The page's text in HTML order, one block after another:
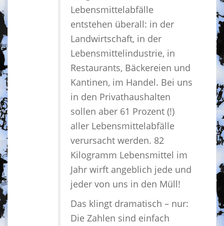
Lebensmittelabfälle
entstehen überall: in der
Landwirtschaft, in der
Lebensmittelindustrie, in
Restaurants, Bäckereien und
Kantinen, im Handel. Bei uns
in den Privathaushalten
sollen aber 61 Prozent (!)
aller Lebensmittelabfälle
verursacht werden. 82
Kilogramm Lebensmittel im
Jahr wirft angeblich jede und
jeder von uns in den Müll!
Das klingt dramatisch – nur:
Die Zahlen sind einfach